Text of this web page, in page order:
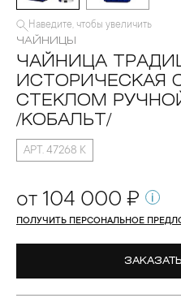
Наведите, чтобы увеличить
ЧАЙНИЦЫ
ЧАЙНИЦА
ИСТОРИЧЕСКАЯ
СТЕКЛОМ
/КОБАЛЬТ/
АРТ. 47268 К
от 104 000 ₽
ПОЛУЧИТЬ ПЕРСОНАЛЬНОЕ